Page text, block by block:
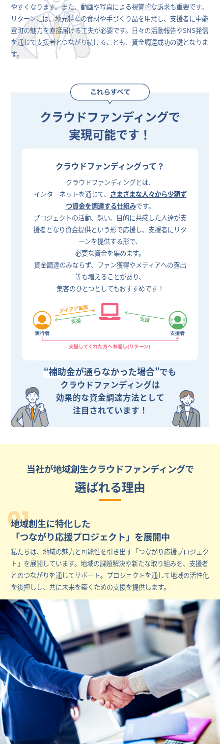
やすくなります。また、動画や写真による視覚的な訴求も重要です。
リターンには、地元特産の食材や手づくり品を用意し、支援者に中能
登町の魅力を直接届ける工夫が必要です。日々の活動報告やSNS発信
を通じて支援者とつながり続けることも、資金調達成功の鍵となりま
す。
クラウドファンディングで
実現可能です！
クラウドファンディングって？
クラウドファンディングとは、
インターネットを通じて、 さまざまな人々から少額ず
つ資金を調達する仕組みです。
プロジェクトの活動、想い、目的に共感した人達が支
援者となり資金提供という形で応援し、支援者にリタ
ーンを提供する形で、
必要な資金を集めます。
資金調達のみならず、ファン獲得やメディアへの露出
等も増えることがあり、
集客のひとつとしてもおすすめです！
“補助金が通らなかった場合”でも
クラウドファンディングは
効果的な資金調達方法として
注目されています！
当社が地域創生クラウドファンディングで
選ばれる理由
01
地域創生に特化した
「つながり応援プロジェクト」を展開中
私たちは、地域の魅力と可能性を引き出す「つながり応援プロジェク
ト」を展開しています。地域の課題解決や新たな取り組みを、支援者
とのつながりを通じてサポート。プロジェクトを通して地域の活性化
を後押しし、共に未来を築くための支援を提供します。